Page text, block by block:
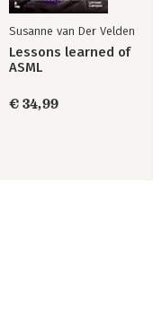
Susanne van Der Velden
Lessons learned of
ASML
€ 34,99